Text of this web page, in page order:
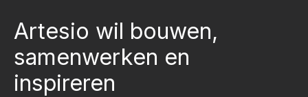
Artesio wil bouwen,
samenwerken en
inspireren